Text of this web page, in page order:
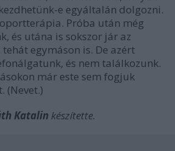
e egyáltalán dolgozni.
Próba után még
és utána is sokszor jár az
egymáson is. De azért
és nem találkozunk.
már este sem fogjuk
(Nevet.)
Katalin készítette.